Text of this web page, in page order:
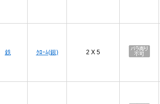
鉄 ｸﾛｰﾑ(銀) 2 X 5